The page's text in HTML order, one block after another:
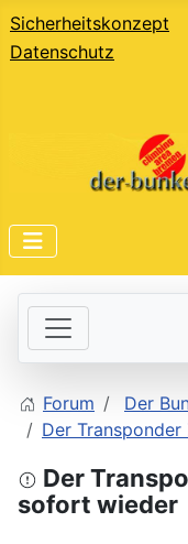
Sicherheitskonzept
Datenschutz
Forum Der
Der
Der
sofort wieder